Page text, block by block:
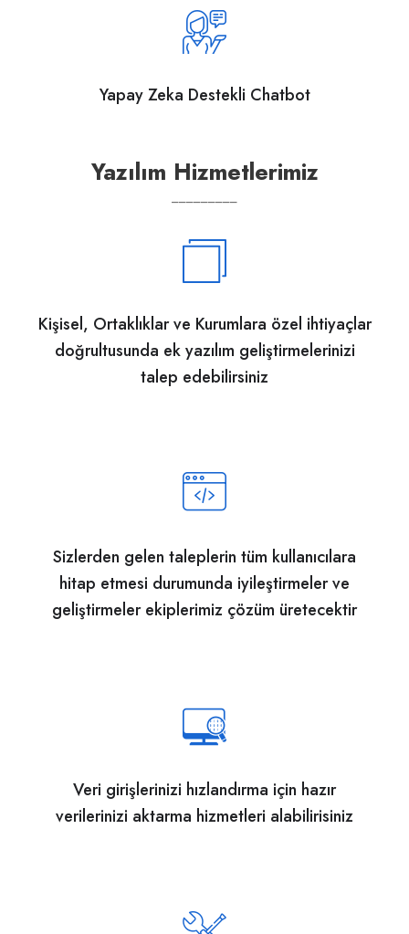
Yapay Zeka Destekli Chatbot
Yazılım Hizmetlerimiz
Kişisel, Ortaklıklar ve Kurumlara özel ihtiyaçlar
doğrultusunda ek yazılım geliştirmelerinizi
talep edebilirsiniz
Sizlerden gelen taleplerin tüm kullanıcılara
hitap etmesi durumunda iyileştirmeler ve
geliştirmeler ekiplerimiz çözüm üretecektir
Veri girişlerinizi hızlandırma için hazır
verilerinizi aktarma hizmetleri alabilirisiniz